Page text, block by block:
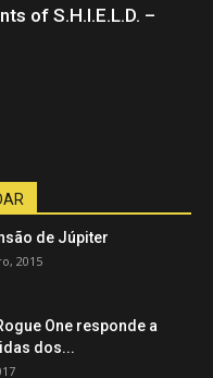
of S.H.I.E.L.D. –
de Júpiter
2015
One responde a
dos...